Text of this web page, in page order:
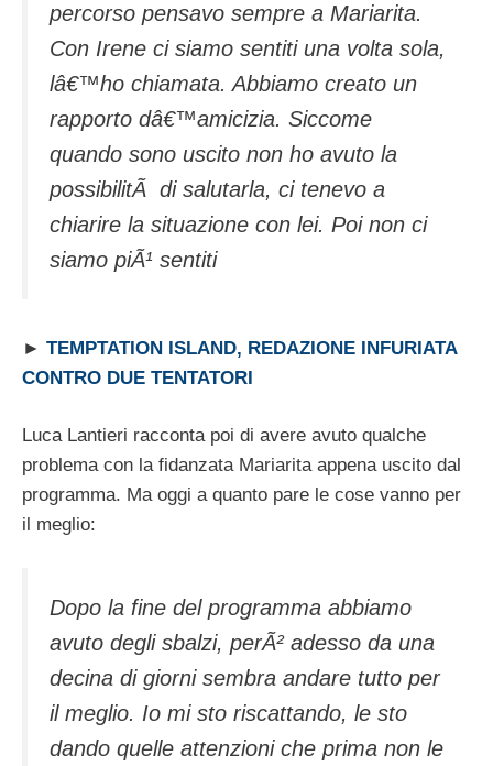
percorso pensavo sempre a Mariarita.
Con Irene ci siamo sentiti una volta sola,
lâ€™ho chiamata. Abbiamo creato un
rapporto dâ€™amicizia. Siccome
quando sono uscito non ho avuto la
possibilitÃ di salutarla, ci tenevo a
chiarire la situazione con lei. Poi non ci
siamo piÃ¹ sentiti
► TEMPTATION ISLAND, REDAZIONE INFURIATA
CONTRO DUE TENTATORI
Luca Lantieri racconta poi di avere avuto qualche
problema con la fidanzata Mariarita appena uscito dal
programma. Ma oggi a quanto pare le cose vanno per
il meglio:
Dopo la fine del programma abbiamo
avuto degli sbalzi, perÃ² adesso da una
decina di giorni sembra andare tutto per
il meglio. Io mi sto riscattando, le sto
dando quelle attenzioni che prima non le